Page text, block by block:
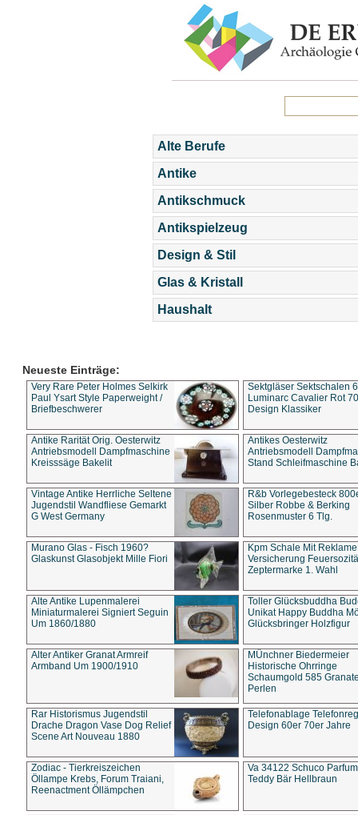
Alte Berufe
Antike
Antikschmuck
Antikspielzeug
Design & Stil
Glas & Kristall
Haushalt
Neueste Einträge:
Very Rare Peter Holmes Selkirk
Paul Ysart Style Paperweight /
Briefbeschwerer
Sektgläser Sektschalen
Luminarc Cavalier Rot
Design Klassiker
Antike Rarität Orig. Oesterwitz
Antriebsmodell Dampfmaschine
Kreisssäge Bakelit
Antikes Oesterwitz
Antriebsmodell
Stand Schleifmaschine
Vintage Antike Herrliche Seltene
Jugendstil Wandfliese Gemarkt
G West Germany
R&b Vorlegebesteck
Silber Robbe & Berking
Rosenmuster 6 Tlg.
Murano Glas - Fisch 1960?
Glaskunst Glasobjekt Mille Fiori
Kpm Schale Mit Reklame
Versicherung
Zeptermarke 1. Wahl
Alte Antike Lupenmalerei
Miniaturmalerei Signiert Seguin
Um 1860/1880
Toller Glücksbuddha
Unikat Happy Buddha
Glücksbringer Holzfigur
Alter Antiker Granat Armreif
Armband Um 1900/1910
MÜnchner Biedermeier
Historische Ohrringe
Schaumgold 585
Perlen
Rar Historismus Jugendstil
Drache Dragon Vase Dog Relief
Scene Art Nouveau 1880
Telefonablage
Design 60er 70er Jahre
Zodiac - Tierkreiszeichen
Öllampe Krebs, Forum Traiani,
Reenactment Öllämpchen
Va 34122 Schuco
Teddy Bär Hellbraun